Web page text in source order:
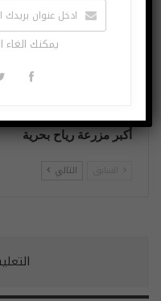
أعلى من برج إيفل ستبني
أكبر مزرعة رياح بحرية
التالي
يمكنك الغاء